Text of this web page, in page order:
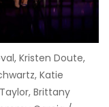
Kristen Doute,
Katie
Brittany